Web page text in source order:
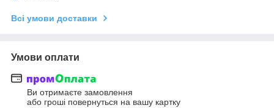
Всі умови доставки
Умови оплати
Ви отримаєте замовлення
або гроші повернуться на вашу картку